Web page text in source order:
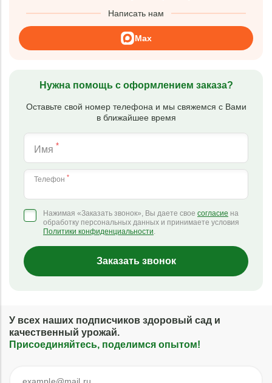
Написать нам
Max
Нужна помощь с оформлением заказа?
Оставьте свой номер телефона и мы свяжемся с Вами
в ближайшее время
Имя *
Телефон *
Нажимая «Заказать звонок», Вы даете свое согласие на
обработку персональных данных и принимаете условия
Политики конфиденциальности.
Заказать звонок
У всех наших подписчиков здоровый сад и
качественный урожай.
Присоединяйтесь, поделимся опытом!